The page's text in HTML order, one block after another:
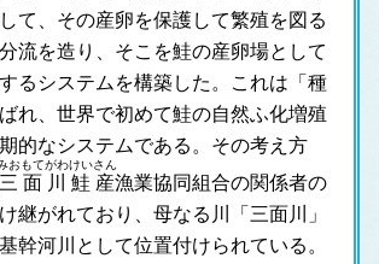
て、その産卵を保護して繁殖を図る
流を造り、そこを鮭の産卵場として
るシステムを構築した。これは「種
れ、世界で初めて鮭の自然ふ化増殖
的なシステムである。その考え方
三面川
おもてがわ
鮭産
けいさん
漁業協同組合の関係者の
継がれており、母なる川「三面川」
幹河川として位置付けられている。